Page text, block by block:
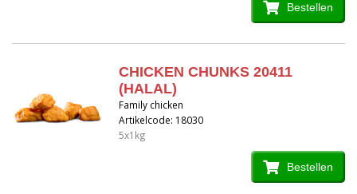
Bestellen
CHICKEN CHUNKS 20411
(HALAL)
Family chicken
Artikelcode: 18030
5x1kg
Bestellen